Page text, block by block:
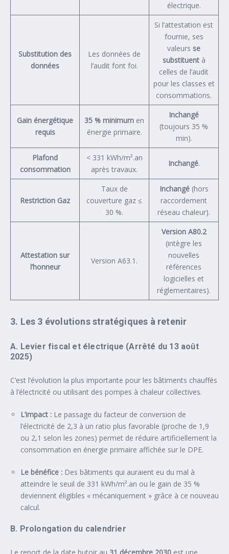
électrique.
Substitution des
données
Les données de
l’audit font foi.
Si l’attestation est
fournie, ses
valeurs se
substituentà
celles de l’audit
pour les classes et
consommations.
Gain énergétique
requis
35 % minimum en
énergie primaire.
Inchangé
(toujours 35 %
min).
Plafond
consommation
< 331 kWh/m².an
après travaux.
Inchangé.
Restriction Gaz
Taux de
couverture gaz ≤
30 %.
Inchangé(hors
raccordement
réseau chaleur).
Attestation sur
l’honneur
Version A63.1.
Version A80.2
(intègre les
nouvelles
références
logicielles et
réglementaires).
3. Les 3 évolutions stratégiques à retenir
A. Levier fiscal et électrique (Arrêté du 13 août
2025)
C’est l’évolution la plus importante pour les bâtiments chauffés
à l’électricité ou utilisant des pompes à chaleur collectives.
L’impact : Le passage du facteur de conversion de
l’électricité de 2,3 à un ratio plus favorable (proche de 1,9
ou 2,1 selon les zones) permet de réduire artificiellement la
consommation en énergie primaire affichée sur le DPE.
Le bénéfice : Des bâtiments qui auraient eu du mal à
atteindre le seuil de 331 kWh/m².an ou le gain de 35 %
deviennent éligibles « mécaniquement » grâce à ce nouveau
calcul.
B. Prolongation du calendrier